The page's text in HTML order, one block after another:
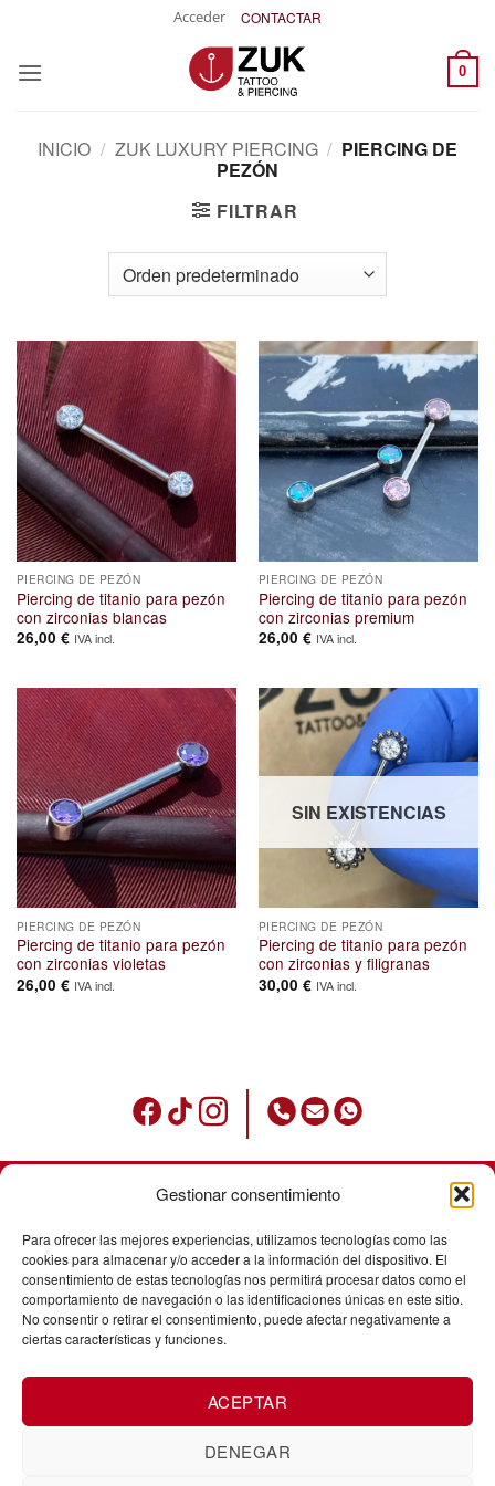
Gestionar consentimiento
Para ofrecer las mejores experiencias, utilizamos tecnologías como las
cookies para almacenar y/o acceder a la información del dispositivo. El
consentimiento de estas tecnologías nos permitirá procesar datos como el
comportamiento de navegación o las identificaciones únicas en este sitio.
No consentir o retirar el consentimiento, puede afectar negativamente a
ciertas características y funciones.
ACEPTAR
DENEGAR
contenido
Acceder CONTACTAR
0
INICIO / ZUK LUXURY PIERCING / PIERCING DE
PEZÓN
FILTRAR
PIERCING DE PEZÓN
Piercing de titanio para pezón
con zirconias blancas
26,00 € IVA incl.
PIERCING DE PEZÓN
Piercing de titanio para pezón
con zirconias premium
26,00 € IVA incl.
PIERCING DE PEZÓN
Piercing de titanio para pezón
con zirconias violetas
26,00 € IVA incl.
SIN EXISTENCIAS
PIERCING DE PEZÓN
Piercing de titanio para pezón
con zirconias y filigranas
30,00 € IVA incl.
Condiciones de uso
Política de privacidad
Avisos legales
Política de cookies
Cancelación de pedidos
Cambios y devoluciones